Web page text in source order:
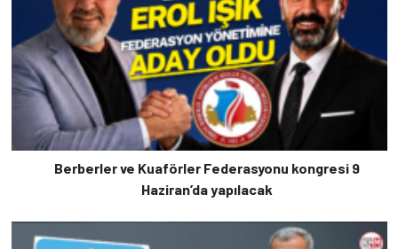
Berberler ve Kuaförler Federasyonu kongresi 9
Haziran’da yapılacak